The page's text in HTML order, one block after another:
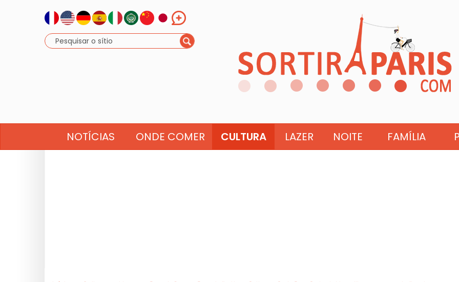
NOTÍCIAS ONDE COMER CULTURA LAZER NOITE FAMÍLIA